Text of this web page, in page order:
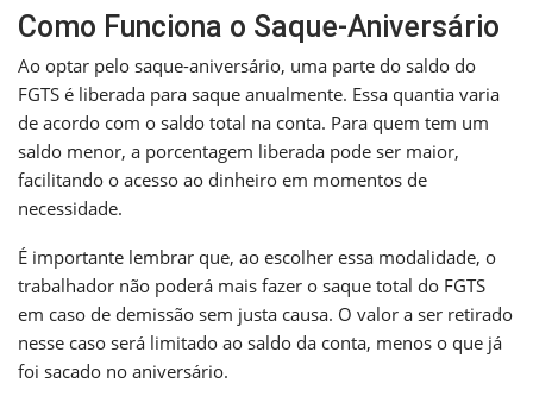
Como Funciona o Saque-Aniversário
Ao optar pelo saque-aniversário, uma parte do saldo do
FGTS é liberada para saque anualmente. Essa quantia varia
de acordo com o saldo total na conta. Para quem tem um
saldo menor, a porcentagem liberada pode ser maior,
facilitando o acesso ao dinheiro em momentos de
necessidade.
É importante lembrar que, ao escolher essa modalidade, o
trabalhador não poderá mais fazer o saque total do FGTS
em caso de demissão sem justa causa. O valor a ser retirado
nesse caso será limitado ao saldo da conta, menos o que já
foi sacado no aniversário.